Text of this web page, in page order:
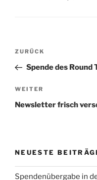
Beitragsnavigation
Vorheriger
Beitrag
ZURÜCK
Spende des Round
Nächster
Beitrag
WEITER
Newsletter frisch
NEUESTE
Spendenübergabe in